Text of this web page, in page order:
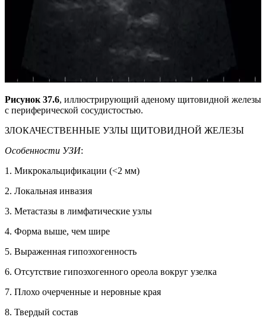
Рисунок 37.6, иллюстрирующий аденому щитовидной железы
с периферической сосудистостью.
ЗЛОКАЧЕСТВЕННЫЕ УЗЛЫ ЩИТОВИДНОЙ ЖЕЛЕЗЫ
Особенности УЗИ:
1. Микрокальцификации (<2 мм)
2. Локальная инвазия
3. Метастазы в лимфатические узлы
4. Форма выше, чем шире
5. Выраженная гипоэхогенность
6. Отсутствие гипоэхогенного ореола вокруг узелка
7. Плохо очерченные и неровные края
8. Твердый состав